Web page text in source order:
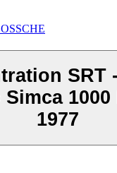
SRT
1000
1977